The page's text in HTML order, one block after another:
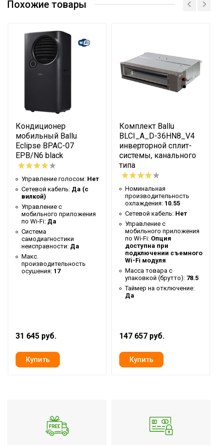
производительность
Сетевой кабель
Управление c
мобильного приложения
по Wi-Fi
подключении
съемного Wi-Fi модуля
Таймер на отключение
Высота упаковки товара
89
Таймер на включение
Да
Глубина упаковки товара
100
Ширина упаковки товара
100
Бренд
Ballu
Макс. потребляемая
мощность
6.3
Тип блока
Канальный
Гарантийный срок
3 года
Серия
Universal 3 DC
54.8
Wi-Fi модуль
Доп.опция
Глубина товара
100
Срок службы
10 лет
Эффективен для помещ.
Похожие товары
Кондиционер
мобильный Ballu
Eclipse BPAC-07
EPB/N6 black
Управление голосом: Нет
Сетевой кабель: Да (с
вилкой)
Управление c
мобильного приложения
по Wi-Fi: Да
Система
самодиагностики
неисправности: Да
Макс.
производительность
осушения: 17
31 645 руб.
Комплект Ballu
BLCI_A_D-36HN8_V4
инверторной сплит-
системы, канального
типа
Номинальная
производительность
охлаждения: 10.55
Сетевой кабель: Нет
Управление c
мобильного приложения
по Wi-Fi: Опция
доступна при
подключении съемного
Wi-Fi модуля
Масса товара с
упаковкой (брутто): 78.5
Таймер на отключение:
Да
147 657 руб.